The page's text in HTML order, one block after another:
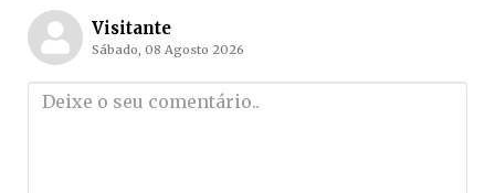
Visitante
Sábado, 08 Agosto 2026